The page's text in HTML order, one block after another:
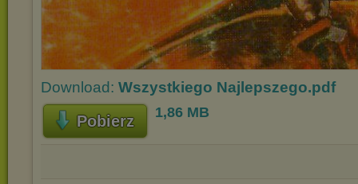
Download: Wszystkiego Najlepszego.pdf
Pobierz 1,86 MB